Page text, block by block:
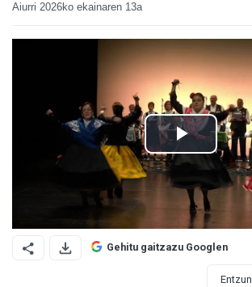
Aiurri 2026ko ekainaren 13a
Gehitu gaitzazu Googlen
Entzun